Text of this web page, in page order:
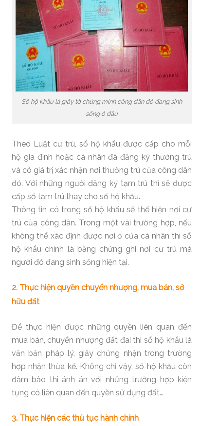
Sổ hộ khẩu là giấy tờ chứng minh công dân đó đang sinh
sống ở đâu
Theo Luật cư trú, sổ hộ khẩu được cấp cho mỗi
hộ gia đình hoặc cá nhân đã đăng ký thường trú
và có giá trị xác nhận nơi thường trú của công dân
đó. Với những người đăng ký tạm trú thì sẽ được
cấp sổ tạm trú thay cho sổ hộ khẩu.
Thông tin có trong sổ hộ khẩu sẽ thể hiện nơi cư
trú của công dân. Trong một vài trường hợp, nếu
không thể xác định được nơi ở của cá nhân thì sổ
hộ khẩu chính là bằng chứng ghi nơi cư trú mà
người đó đang sinh sống hiện tại.
2. Thực hiện quyền chuyển nhượng, mua bán, sở
hữu đất
Để thực hiện được những quyền liên quan đến
mua bán, chuyển nhượng đất đai thì sổ hộ khẩu là
văn bản pháp lý, giấy chứng nhận trong trường
hợp nhận thừa kế. Không chỉ vậy, sổ hộ khẩu còn
đảm bảo thi ánh án với những trường hợp kiện
tụng có liên quan đến quyền sử dụng đất…
3. Thực hiện các thủ tục hành chính